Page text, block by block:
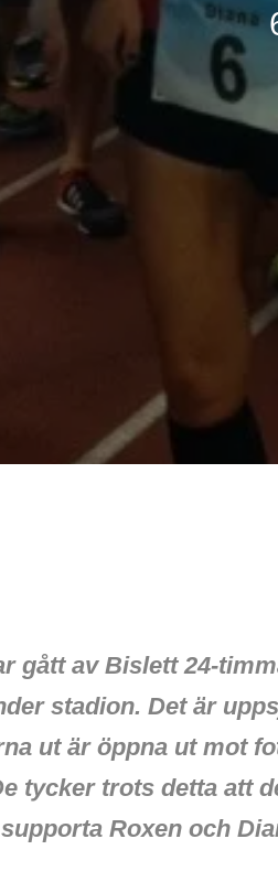
gått av Bislett 24-
stadion. Det är
ut är öppna ut mot
tycker trots detta att
Roxen och